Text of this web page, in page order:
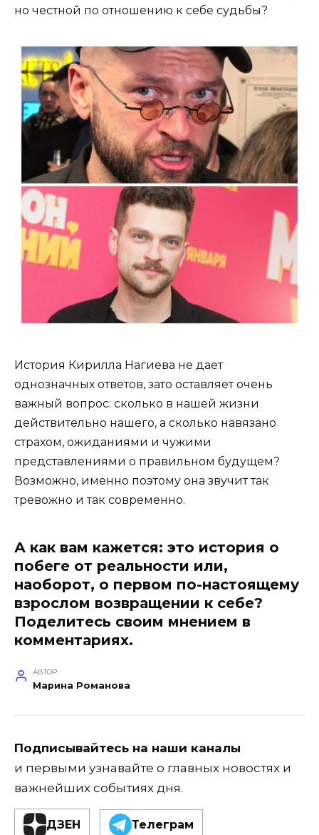
но честной по отношению к себе судьбы?
История Кирилла Нагиева не дает
однозначных ответов, зато оставляет очень
важный вопрос: сколько в нашей жизни
действительно нашего, а сколько навязано
страхом, ожиданиями и чужими
представлениями о правильном будущем?
Возможно, именно поэтому она звучит так
тревожно и так современно.
А как вам кажется: это история о
побеге от реальности или,
наоборот, о первом по-настоящему
взрослом возвращении к себе?
Поделитесь своим мнением в
комментариях.
АВТОР
Марина Романова
Подписывайтесь на наши каналы
и первыми узнавайте о главных новостях и
важнейших событиях дня.
ДЗЕН Телеграм